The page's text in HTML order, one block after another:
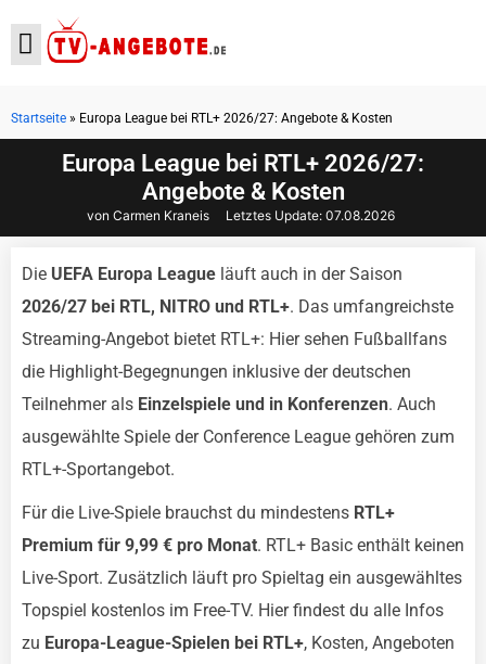
Europa League bei RTL+ 2026/27:
Angebote & Kosten
von Carmen Kraneis Letztes Update: 07.08.2026
Startseite » Europa League bei RTL+ 2026/27: Angebote & Kosten
Die UEFA Europa League läuft auch in der Saison
2026/27 bei RTL, NITRO und RTL+. Das umfangreichste
Streaming-Angebot bietet RTL+: Hier sehen Fußballfans
die Highlight-Begegnungen inklusive der deutschen
Teilnehmer als Einzelspiele und in Konferenzen. Auch
ausgewählte Spiele der Conference League gehören zum
RTL+-Sportangebot.
Für die Live-Spiele brauchst du mindestens RTL+
Premium für 9,99 € pro Monat. RTL+ Basic enthält keinen
Live-Sport. Zusätzlich läuft pro Spieltag ein ausgewähltes
Topspiel kostenlos im Free-TV. Hier findest du alle Infos
zu Europa-League-Spielen bei RTL+, Kosten, Angeboten